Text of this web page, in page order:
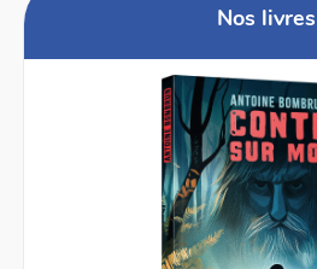
Nos livres